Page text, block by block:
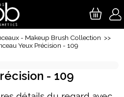
- Makeup Brush Collection >>
Yeux Précision - 109
- 109